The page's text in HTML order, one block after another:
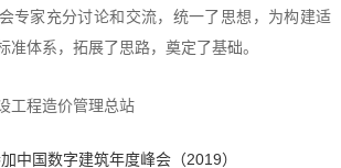
专家充分讨论和交流，统一了思想，为构建适
准体系，拓展了思路，奠定了基础。
工程造价管理总站
中国数字建筑年度峰会（2019）